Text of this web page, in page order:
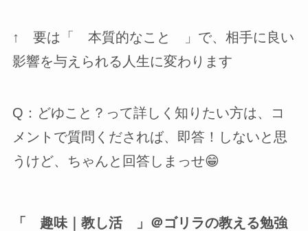
↑ 要は「 本質的なこと 」で、相手に良い
影響を与えられる人生に変わります
Q：どゆこと？って詳しく知りたい方は、コ
メントで質問くだされば、即答！しないと思
うけど、ちゃんと回答しまっせ😁
「 趣味｜教し活 」＠ゴリラの教える勉強